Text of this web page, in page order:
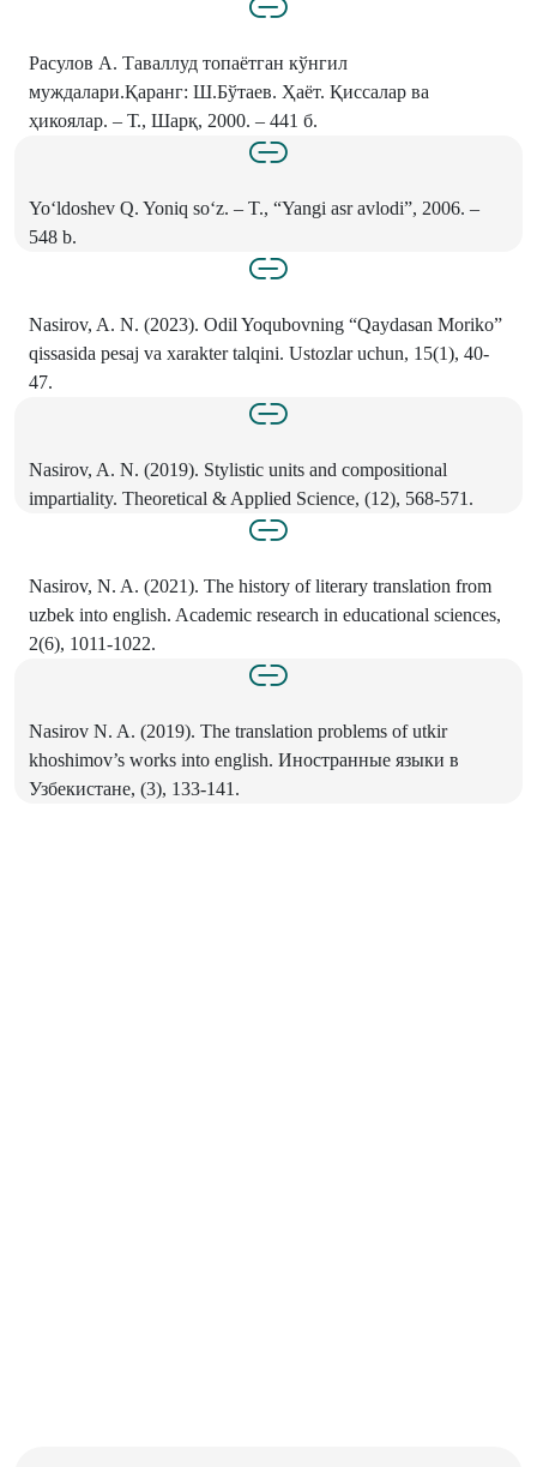
Расулов A. Таваллуд топаётган кўнгил
муждалари.Қаранг: Ш.Бўтаев. Ҳаёт. Қиссалар ва
ҳикоялар. – Т., Шарқ, 2000. – 441 б.
Yo‘ldoshev Q. Yoniq so‘z. – T., “Yangi asr avlodi”, 2006. –
548 b.
Nasirov, A. N. (2023). Odil Yoqubovning “Qaydasan Moriko”
qissasida pesaj va xarakter talqini. Ustozlar uchun, 15(1), 40-
47.
Nasirov, A. N. (2019). Stylistic units and compositional
impartiality. Theoretical & Applied Science, (12), 568-571.
Nasirov, N. A. (2021). The history of literary translation from
uzbek into english. Academic research in educational sciences,
2(6), 1011-1022.
Nasirov N. A. (2019). The translation problems of utkir
khoshimov’s works into english. Иностранные языки в
Узбекистане, (3), 133-141.